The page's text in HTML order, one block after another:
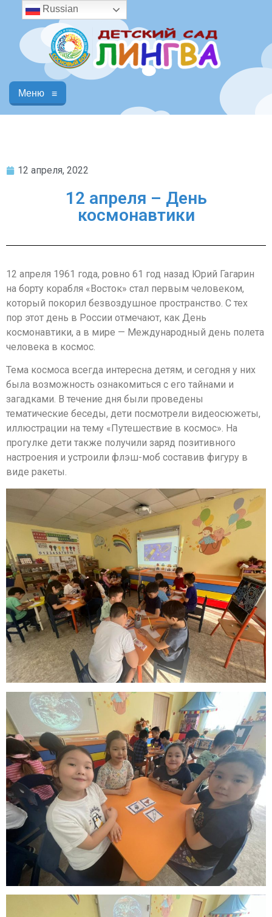
Меню ≡
12 апреля, 2022
12 апреля – День
космонавтики
12 апреля 1961 года, ровно 61 год назад Юрий Гагарин
на борту корабля «Восток» стал первым человеком,
который покорил безвоздушное пространство. С тех
пор этот день в России отмечают, как День
космонавтики, а в мире — Международный день полета
человека в космос.
Тема космоса всегда интересна детям, и сегодня у них
была возможность ознакомиться с его тайнами и
загадками. В течение дня были проведены
тематические беседы, дети посмотрели видеосюжеты,
иллюстрации на тему «Путешествие в космос». На
прогулке дети также получили заряд позитивного
настроения и устроили флэш-моб составив фигуру в
виде ракеты.
Russian